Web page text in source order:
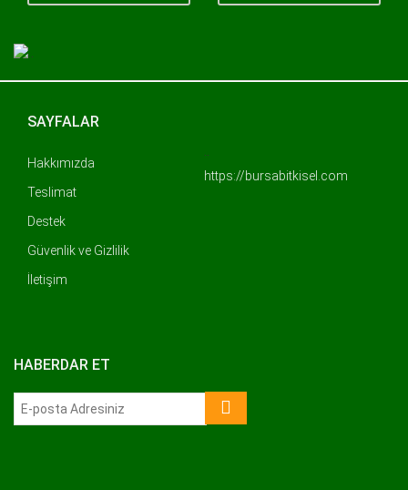
SAYFALAR
Hakkımızda
Teslimat
Destek
Güvenlik ve Gizlilik
İletişim
https://bursabitkisel.com
HABERDAR ET